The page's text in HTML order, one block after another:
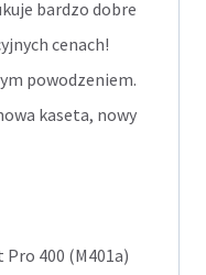
bardzo dobre
cenach!
powodzeniem.
kaseta, nowy
400 (M401a)